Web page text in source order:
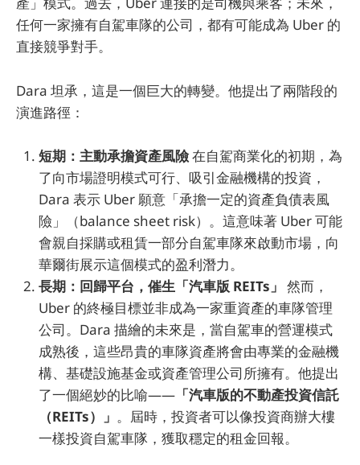
任何一家擁有自駕車隊的公司，都有可能成為 Uber 的
直接競爭對手。
Dara 坦承，這是一個巨大的轉變。他提出了兩階段的
演進路徑：
短期：主動承擔資產風險在自駕商業化的初期，為
了向市場證明模式可行、吸引金融機構的投資，
Dara 表示 Uber 願意「承擔一定的資產負債表風
險」（balance sheet risk）。這意味著 Uber 可能
會親自採購或租賃一部分自駕車隊來啟動市場，向
華爾街展示這個模式的盈利潛力。
長期：回歸平台，催生「汽車版 REITs」 然而，
Uber 的終極目標並非成為一家重資產的車隊管理
公司。Dara 描繪的未來是，當自駕車的營運模式
成熟後，這些昂貴的車隊資產將會由專業的金融機
構、基礎設施基金或資產管理公司所擁有。他提出
了一個絕妙的比喻—— 「汽車版的不動產投資信託
（REITs）」 。屆時，投資者可以像投資商辦大樓
一樣投資自駕車隊，獲取穩定的租金回報。